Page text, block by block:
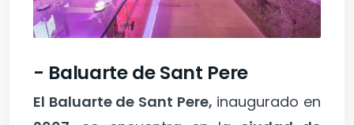
- Baluarte de Sant Pere
El Baluarte de Sant Pere, inaugurado en